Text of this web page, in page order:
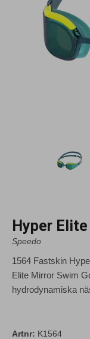
Hyper
Speedo
1564 Fastskin
Elite Mirror Swim
hydrodynamiska
Artnr: K1564